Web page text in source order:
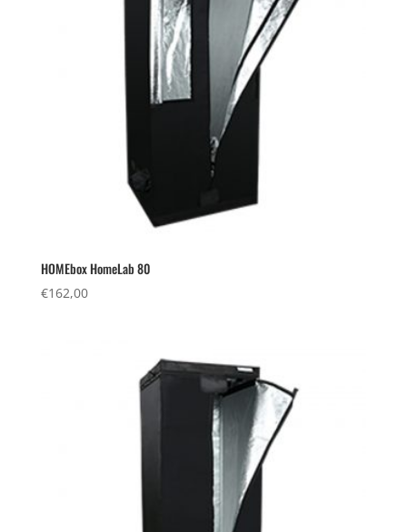
HOMEbox HomeLab 80
€162,00